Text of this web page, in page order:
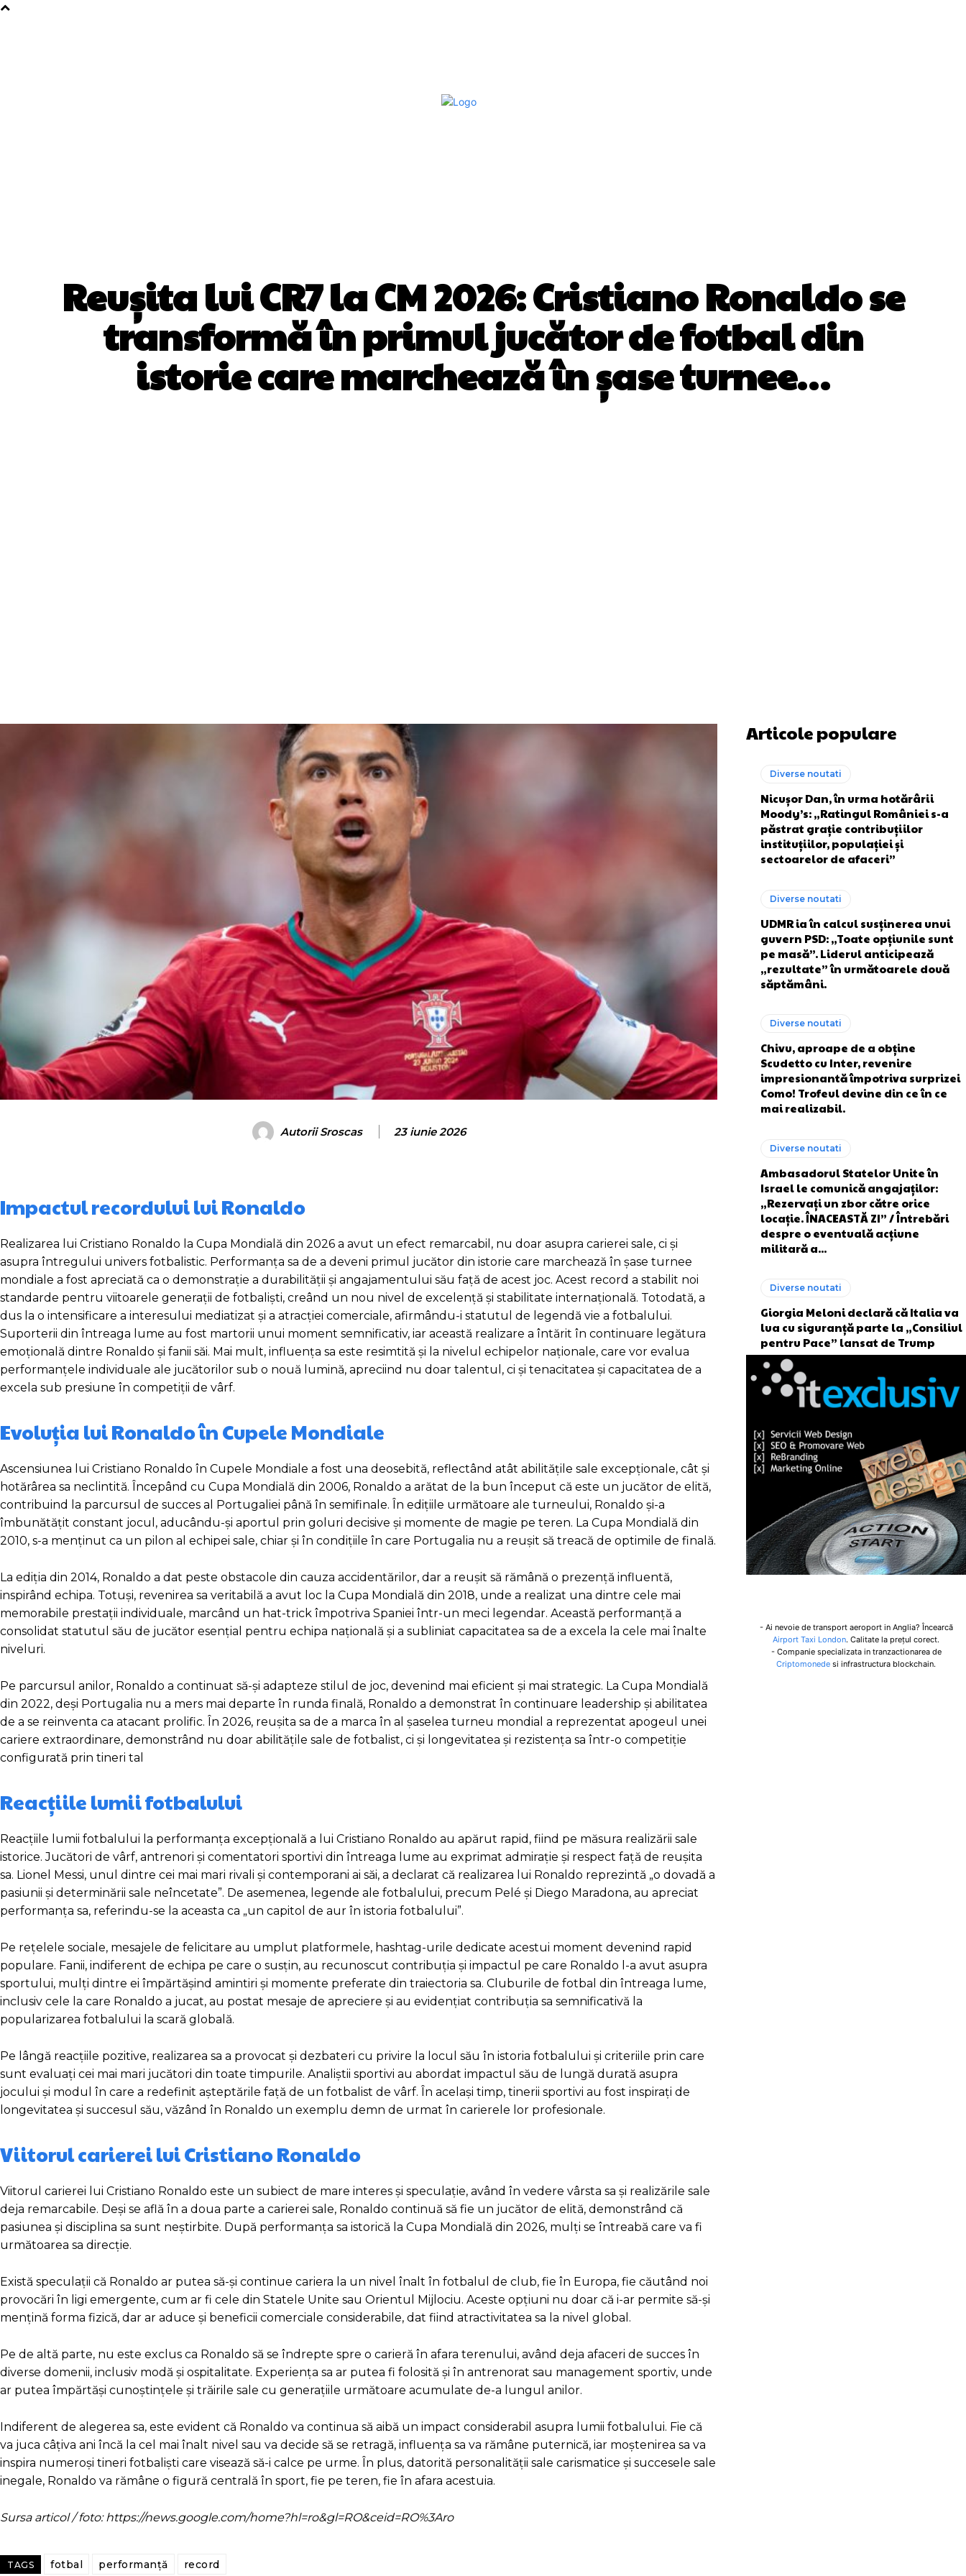
Reușita lui CR7 la CM 2026: Cristiano Ronaldo se
transformă în primul jucător de fotbal din
istorie care marchează în șase turnee…
Autorii Sroscas 23 iunie 2026
Impactul recordului lui Ronaldo
Realizarea lui Cristiano Ronaldo la Cupa Mondială din 2026 a avut un efect remarcabil, nu doar asupra carierei sale, ci și
asupra întregului univers fotbalistic. Performanța sa de a deveni primul jucător din istorie care marchează în șase turnee
mondiale a fost apreciată ca o demonstrație a durabilității și angajamentului său față de acest joc. Acest record a stabilit noi
standarde pentru viitoarele generații de fotbaliști, creând un nou nivel de excelență și stabilitate internațională. Totodată, a
dus la o intensificare a interesului mediatizat și a atracției comerciale, afirmându-i statutul de legendă vie a fotbalului.
Suporterii din întreaga lume au fost martorii unui moment semnificativ, iar această realizare a întărit în continuare legătura
emoțională dintre Ronaldo și fanii săi. Mai mult, influența sa este resimtită și la nivelul echipelor naționale, care vor evalua
performanțele individuale ale jucătorilor sub o nouă lumină, apreciind nu doar talentul, ci și tenacitatea și capacitatea de a
excela sub presiune în competiții de vârf.
Evoluția lui Ronaldo în Cupele Mondiale
Ascensiunea lui Cristiano Ronaldo în Cupele Mondiale a fost una deosebită, reflectând atât abilitățile sale excepționale, cât și
hotărârea sa neclintită. Începând cu Cupa Mondială din 2006, Ronaldo a arătat de la bun început că este un jucător de elită,
contribuind la parcursul de succes al Portugaliei până în semifinale. În edițiile următoare ale turneului, Ronaldo și-a
îmbunătățit constant jocul, aducându-și aportul prin goluri decisive și momente de magie pe teren. La Cupa Mondială din
2010, s-a menținut ca un pilon al echipei sale, chiar și în condițiile în care Portugalia nu a reușit să treacă de optimile de finală.
La ediția din 2014, Ronaldo a dat peste obstacole din cauza accidentărilor, dar a reușit să rămână o prezență influentă,
inspirând echipa. Totuși, revenirea sa veritabilă a avut loc la Cupa Mondială din 2018, unde a realizat una dintre cele mai
memorabile prestații individuale, marcând un hat-trick împotriva Spaniei într-un meci legendar. Această performanță a
consolidat statutul său de jucător esențial pentru echipa națională și a subliniat capacitatea sa de a excela la cele mai înalte
niveluri.
Pe parcursul anilor, Ronaldo a continuat să-și adapteze stilul de joc, devenind mai eficient și mai strategic. La Cupa Mondială
din 2022, deși Portugalia nu a mers mai departe în runda finală, Ronaldo a demonstrat în continuare leadership și abilitatea
de a se reinventa ca atacant prolific. În 2026, reușita sa de a marca în al șaselea turneu mondial a reprezentat apogeul unei
cariere extraordinare, demonstrând nu doar abilitățile sale de fotbalist, ci și longevitatea și rezistența sa într-o competiție
configurată prin tineri tal
Reacțiile lumii fotbalului
Reacțiile lumii fotbalului la performanța excepțională a lui Cristiano Ronaldo au apărut rapid, fiind pe măsura realizării sale
istorice. Jucători de vârf, antrenori și comentatori sportivi din întreaga lume au exprimat admirație și respect față de reușita
sa. Lionel Messi, unul dintre cei mai mari rivali și contemporani ai săi, a declarat că realizarea lui Ronaldo reprezintă „o dovadă a
pasiunii și determinării sale neîncetate”. De asemenea, legende ale fotbalului, precum Pelé și Diego Maradona, au apreciat
performanța sa, referindu-se la aceasta ca „un capitol de aur în istoria fotbalului”.
Pe rețelele sociale, mesajele de felicitare au umplut platformele, hashtag-urile dedicate acestui moment devenind rapid
populare. Fanii, indiferent de echipa pe care o susțin, au recunoscut contribuția și impactul pe care Ronaldo l-a avut asupra
sportului, mulți dintre ei împărtășind amintiri și momente preferate din traiectoria sa. Cluburile de fotbal din întreaga lume,
inclusiv cele la care Ronaldo a jucat, au postat mesaje de apreciere și au evidențiat contribuția sa semnificativă la
popularizarea fotbalului la scară globală.
Pe lângă reacțiile pozitive, realizarea sa a provocat și dezbateri cu privire la locul său în istoria fotbalului și criteriile prin care
sunt evaluați cei mai mari jucători din toate timpurile. Analiștii sportivi au abordat impactul său de lungă durată asupra
jocului și modul în care a redefinit așteptările față de un fotbalist de vârf. În același timp, tinerii sportivi au fost inspirați de
longevitatea și succesul său, văzând în Ronaldo un exemplu demn de urmat în carierele lor profesionale.
Viitorul carierei lui Cristiano Ronaldo
Viitorul carierei lui Cristiano Ronaldo este un subiect de mare interes și speculație, având în vedere vârsta sa și realizările sale
deja remarcabile. Deși se află în a doua parte a carierei sale, Ronaldo continuă să fie un jucător de elită, demonstrând că
pasiunea și disciplina sa sunt neștirbite. După performanța sa istorică la Cupa Mondială din 2026, mulți se întreabă care va fi
următoarea sa direcție.
Există speculații că Ronaldo ar putea să-și continue cariera la un nivel înalt în fotbalul de club, fie în Europa, fie căutând noi
provocări în ligi emergente, cum ar fi cele din Statele Unite sau Orientul Mijlociu. Aceste opțiuni nu doar că i-ar permite să-și
mențină forma fizică, dar ar aduce și beneficii comerciale considerabile, dat fiind atractivitatea sa la nivel global.
Pe de altă parte, nu este exclus ca Ronaldo să se îndrepte spre o carieră în afara terenului, având deja afaceri de succes în
diverse domenii, inclusiv modă și ospitalitate. Experiența sa ar putea fi folosită și în antrenorat sau management sportiv, unde
ar putea împărtăși cunoștințele și trăirile sale cu generațiile următoare acumulate de-a lungul anilor.
Indiferent de alegerea sa, este evident că Ronaldo va continua să aibă un impact considerabil asupra lumii fotbalului. Fie că
va juca câțiva ani încă la cel mai înalt nivel sau va decide să se retragă, influența sa va rămâne puternică, iar moștenirea sa va
inspira numeroși tineri fotbaliști care visează să-i calce pe urme. În plus, datorită personalității sale carismatice și succesele sale
inegale, Ronaldo va rămâne o figură centrală în sport, fie pe teren, fie în afara acestuia.
Sursa articol / foto: https://news.google.com/home?hl=ro&gl=RO&ceid=RO%3Aro
TAGS fotbal performanță record
Articole populare
Diverse noutati
Nicușor Dan, în urma hotărârii
Moody’s: „Ratingul României s-a
păstrat grație contribuțiilor
instituțiilor, populației și
sectoarelor de afaceri”
Diverse noutati
UDMR ia în calcul susținerea unui
guvern PSD: „Toate opțiunile sunt
pe masă”. Liderul anticipează
„rezultate” în următoarele două
săptămâni.
Diverse noutati
Chivu, aproape de a obține
Scudetto cu Inter, revenire
impresionantă împotriva surprizei
Como! Trofeul devine din ce în ce
mai realizabil.
Diverse noutati
Ambasadorul Statelor Unite în
Israel le comunică angajaților:
„Rezervați un zbor către orice
locație. ÎNACEASTĂ ZI” / Întrebări
despre o eventuală acțiune
militară a...
Diverse noutati
Giorgia Meloni declară că Italia va
lua cu siguranță parte la „Consiliul
pentru Pace” lansat de Trump
- Ai nevoie de transport aeroport in Anglia? Încearcă
Airport Taxi London. Calitate la prețul corect.
- Companie specializata in tranzactionarea de
Criptomonede si infrastructura blockchain.